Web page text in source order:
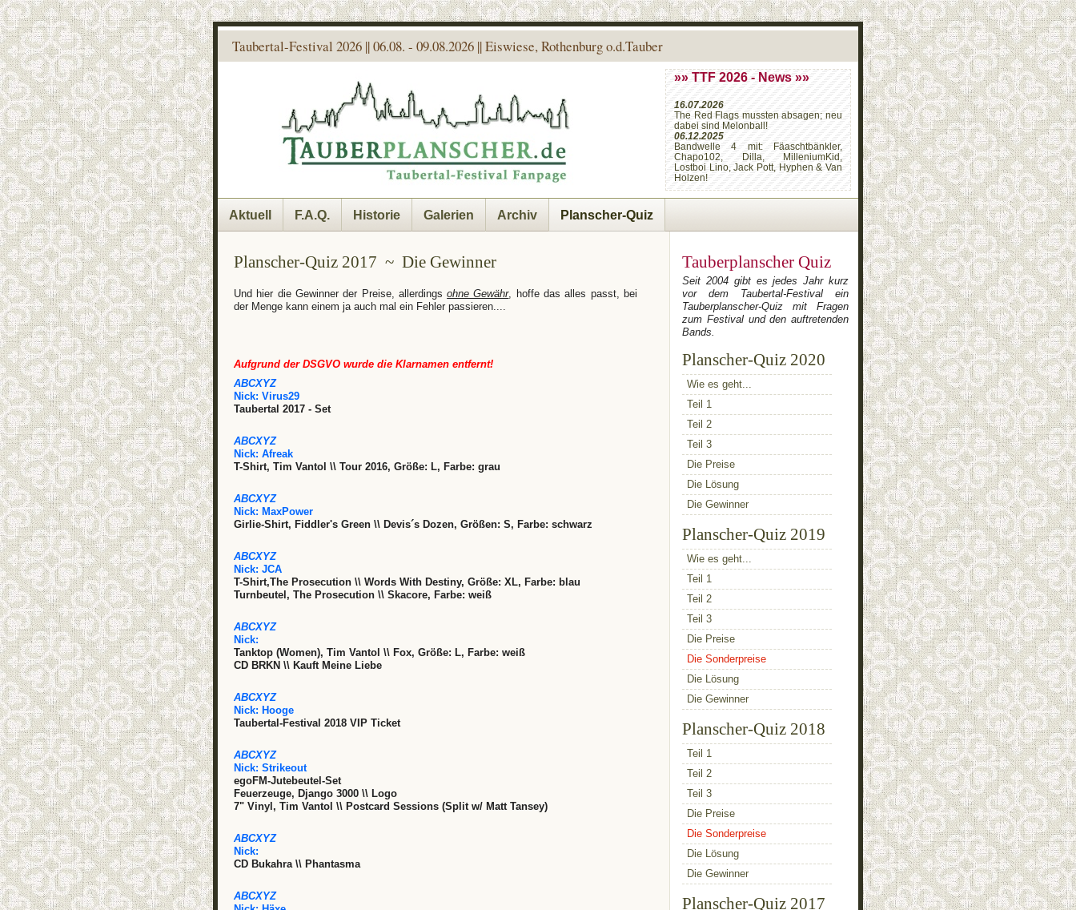
Taubertal-Festival 2026 || 06.08. - 09.08.2026 || Eiswiese, Rothenburg o.d.Tauber
»» TTF 2026 - News »»
16.07.2026
The Red Flags mussten absagen; neu
dabei sind Melonball!
06.12.2025
Bandwelle 4 mit: Fäaschtbänkler,
Chapo102, Dilla, MilleniumKid,
Lostboi Lino, Jack Pott, Hyphen & Van
Holzen!
Aktuell F.A.Q. Historie Galerien Archiv Planscher-Quiz
Planscher-Quiz 2017 ~ Die Gewinner
Und hier die Gewinner der Preise, allerdingsohne Gewähr, hoffe das alles passt, bei
der Menge kann einem ja auch mal ein Fehler passieren....
Aufgrund der DSGVO wurde die Klarnamen entfernt!
ABCXYZ
Nick: Virus29
Taubertal 2017 - Set
ABCXYZ
Nick: Afreak
T-Shirt, Tim Vantol \\ Tour 2016, Größe: L, Farbe: grau
ABCXYZ
Nick: MaxPower
Girlie-Shirt, Fiddler's Green \\ Devis´s Dozen, Größen: S, Farbe: schwarz
ABCXYZ
Nick: JCA
T-Shirt,The Prosecution \\ Words With Destiny, Größe: XL, Farbe: blau
Turnbeutel, The Prosecution \\ Skacore, Farbe: weiß
ABCXYZ
Nick:
Tanktop (Women), Tim Vantol \\ Fox, Größe: L, Farbe: weiß
CD BRKN \\ Kauft Meine Liebe
ABCXYZ
Nick: Hooge
Taubertal-Festival 2018 VIP Ticket
ABCXYZ
Nick: Strikeout
egoFM-Jutebeutel-Set
Feuerzeuge, Django 3000 \\ Logo
7" Vinyl, Tim Vantol \\ Postcard Sessions (Split w/ Matt Tansey)
ABCXYZ
Nick:
CD Bukahra \\ Phantasma
ABCXYZ
Tauberplanscher Quiz
Seit 2004 gibt es jedes Jahr kurz
vor dem Taubertal-Festival ein
Tauberplanscher-Quiz mit Fragen
zum Festival und den auftretenden
Bands.
Planscher-Quiz 2020
Wie es geht...
Teil 1
Teil 2
Teil 3
Die Preise
Die Lösung
Die Gewinner
Planscher-Quiz 2019
Wie es geht...
Teil 1
Teil 2
Teil 3
Die Preise
Die Sonderpreise
Die Lösung
Die Gewinner
Planscher-Quiz 2018
Teil 1
Teil 2
Teil 3
Die Preise
Die Sonderpreise
Die Lösung
Die Gewinner
Planscher-Quiz 2017